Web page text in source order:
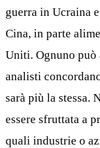
guerra in Ucraina
Cina, in parte
Uniti. Ognuno può
analisti
sarà più la stessa.
essere sfruttata a
quali industrie o